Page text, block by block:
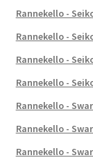
Rannekello -
Rannekello -
Rannekello -
Rannekello -
Rannekello -
Rannekello -
Rannekello -